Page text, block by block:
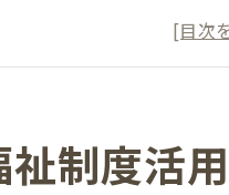
大阪市障害者相談支
福祉サービス苦情相
障害福祉制度の相談窓口選
大阪市の障害福祉制度
制度活